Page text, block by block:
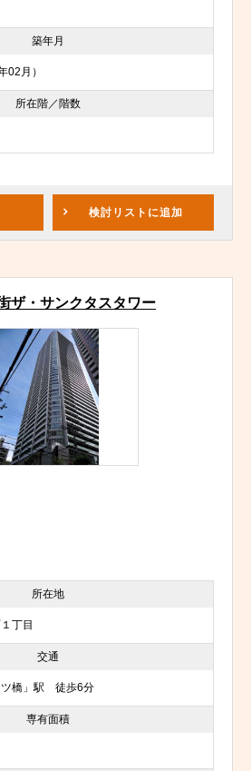
築年月
02月）
所在階／階数
検討リスト に追加
ザ・サンクタスタワー
所在地
丁目
交通
ツ橋」駅 徒歩6分
専有面積